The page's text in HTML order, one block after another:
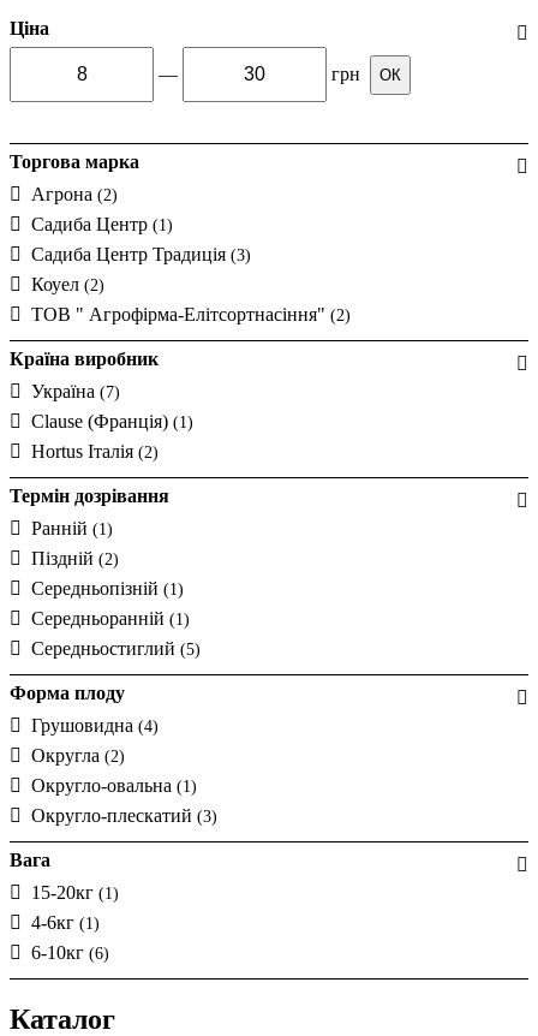
Ціна
— грн ОК
Торгова марка
Агрона (2)
Садиба Центр (1)
Садиба Центр Традиція (3)
Коуел (2)
ТОВ " Агрофірма-Елітсортнасіння" (2)
Країна виробник
Україна (7)
Clause (Франція) (1)
Hortus Італія (2)
Термін дозрівання
Ранній (1)
Піздній (2)
Середньопізній (1)
Середньоранній (1)
Середньостиглий (5)
Форма плоду
Грушовидна (4)
Округла (2)
Округло-овальна (1)
Округло-плескатий (3)
Вага
15-20кг (1)
4-6кг (1)
6-10кг (6)
Каталог